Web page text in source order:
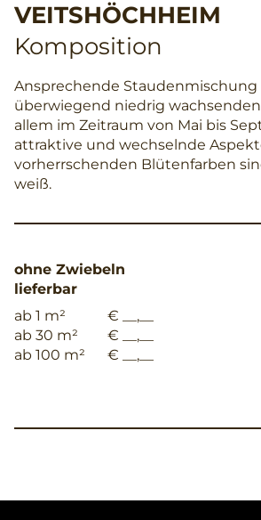
VEITSHÖCHHEIM
Komposition
Ansprechende Staudenmischung
überwiegend niedrig
allem im Zeitraum von Mai bis
attraktive und wechselnde
vorherrschenden Blütenfarben
weiß.
ohne Zwiebeln
lieferbar
ab 1 m²
€ __,__
ab 30 m²
€ __,__
ab 100 m²
€ __,__